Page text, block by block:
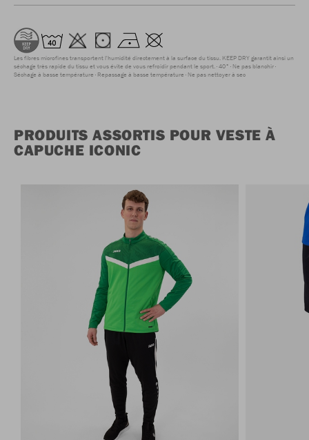
Les fibres microfines transportent l'humidité directement à la surface du tissu. KEEP DRY garantit ainsi un
séchage très rapide du tissu et vous évite de vous refroidir pendant le sport. 40° Ne pas blanchir
Séchage à basse température Repassage à basse température Ne pas nettoyer à sec
PRODUITS ASSORTIS POUR VESTE À
CAPUCHE ICONIC